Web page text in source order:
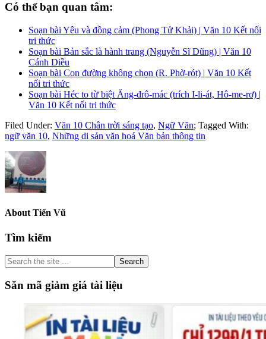
Có thể bạn quan tâm:
Soạn bài Yêu và đồng cảm (Phong Tử Khải) | Văn 10 Kết nối
tri thức
Soạn bài Bản sắc là hành trang (Nguyễn Sĩ Dũng) | Văn 10
Cánh Diều
Soạn bài Con đường không chọn (R. Phờ-rót) | Văn 10 Kết
nối tri thức
Soạn bài Héc to từ biệt Ăng-đrô-mác (trích I-li-át, Hô-me-rơ) |
Văn 10 Kết nối tri thức
Filed Under: Văn 10 Chân trời sáng tạo, Ngữ Văn; Tagged With:
ngữ văn 10, Những di sản văn hoá Văn bản thông tin
AboutTiến Vũ
Primary
Sidebar
Tìm kiếm
Search
the
site
...
Săn mã giảm giá tài liệu